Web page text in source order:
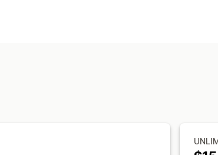
セグメンテーション
APIとWebhook
キャンペーン管理